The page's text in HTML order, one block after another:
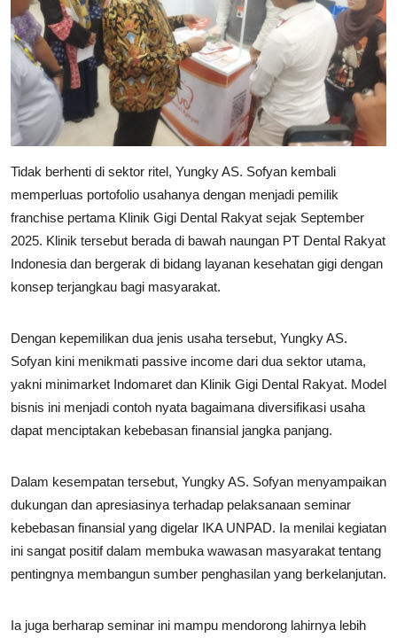
Tidak berhenti di sektor ritel, Yungky AS. Sofyan kembali
memperluas portofolio usahanya dengan menjadi pemilik
franchise pertama Klinik Gigi Dental Rakyat sejak September
2025. Klinik tersebut berada di bawah naungan PT Dental Rakyat
Indonesia dan bergerak di bidang layanan kesehatan gigi dengan
konsep terjangkau bagi masyarakat.
Dengan kepemilikan dua jenis usaha tersebut, Yungky AS.
Sofyan kini menikmati passive income dari dua sektor utama,
yakni minimarket Indomaret dan Klinik Gigi Dental Rakyat. Model
bisnis ini menjadi contoh nyata bagaimana diversifikasi usaha
dapat menciptakan kebebasan finansial jangka panjang.
Dalam kesempatan tersebut, Yungky AS. Sofyan menyampaikan
dukungan dan apresiasinya terhadap pelaksanaan seminar
kebebasan finansial yang digelar IKA UNPAD. Ia menilai kegiatan
ini sangat positif dalam membuka wawasan masyarakat tentang
pentingnya membangun sumber penghasilan yang berkelanjutan.
Ia juga berharap seminar ini mampu mendorong lahirnya lebih